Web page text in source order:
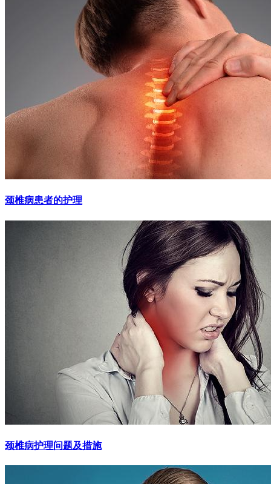
颈椎病患者的护理
颈椎病护理问题及措施